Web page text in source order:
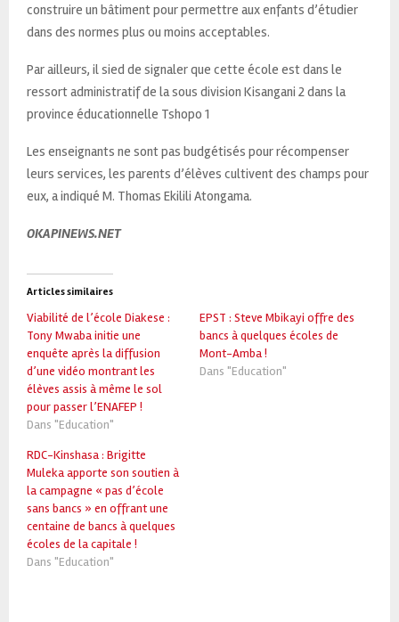
construire un bâtiment pour permettre aux enfants d’étudier
dans des normes plus ou moins acceptables.
Par ailleurs, il sied de signaler que cette école est dans le
ressort administratif de la sous division Kisangani 2 dans la
province éducationnelle Tshopo 1
Les enseignants ne sont pas budgétisés pour récompenser
leurs services, les parents d’élèves cultivent des champs pour
eux, a indiqué M. Thomas Ekilili Atongama.
OKAPINEWS.NET
Articles similaires
Viabilité de l’école Diakese :
Tony Mwaba initie une
enquête après la diffusion
d’une vidéo montrant les
élèves assis à même le sol
pour passer l’ENAFEP !
Dans "Education"
EPST : Steve Mbikayi offre des
bancs à quelques écoles de
Mont-Amba !
Dans "Education"
RDC-Kinshasa : Brigitte
Muleka apporte son soutien à
la campagne « pas d’école
sans bancs » en offrant une
centaine de bancs à quelques
écoles de la capitale !
Dans "Education"